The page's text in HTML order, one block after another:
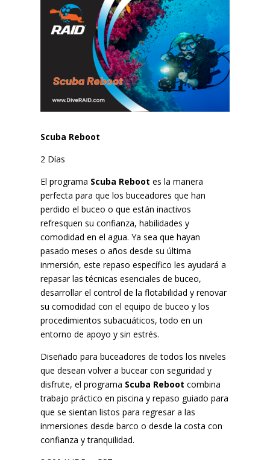
Scuba Reboot
2 Días
El programa Scuba Reboot es la manera
perfecta para que los buceadores que han
perdido el buceo o que están inactivos
refresquen su confianza, habilidades y
comodidad en el agua. Ya sea que hayan
pasado meses o años desde su última
inmersión, este repaso específico les ayudará a
repasar las técnicas esenciales de buceo,
desarrollar el control de la flotabilidad y renovar
su comodidad con el equipo de buceo y los
procedimientos subacuáticos, todo en un
entorno de apoyo y sin estrés.
Diseñado para buceadores de todos los niveles
que desean volver a bucear con seguridad y
disfrute, el programa Scuba Reboot combina
trabajo práctico en piscina y repaso guiado para
que se sientan listos para regresar a las
inmersiones desde barco o desde la costa con
confianza y tranquilidad.